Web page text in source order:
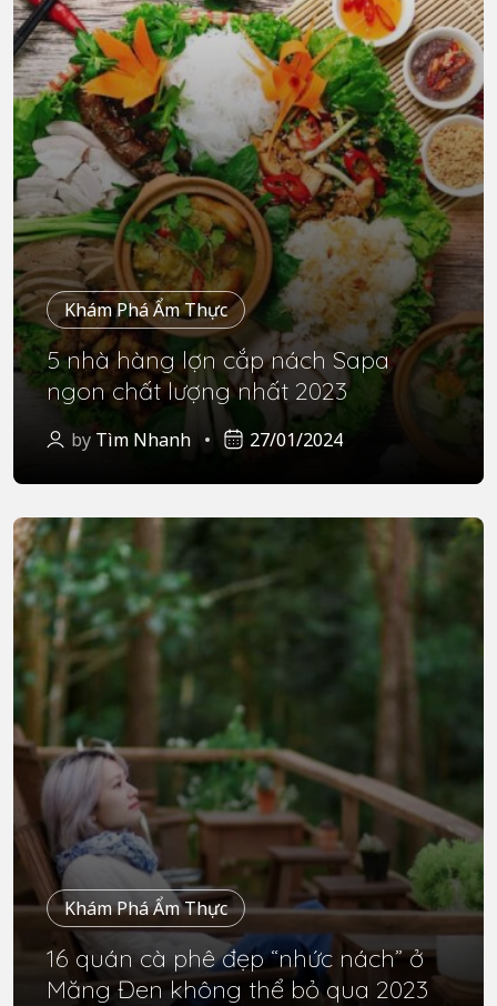
Khám Phá Ẩm Thực
5 nhà hàng lợn cắp nách Sapa
ngon chất lượng nhất 2023
by Tìm Nhanh 27/01/2024
Khám Phá Ẩm Thực
16 quán cà phê đẹp “nhức nách” ở
Măng Đen không thể bỏ qua 2023